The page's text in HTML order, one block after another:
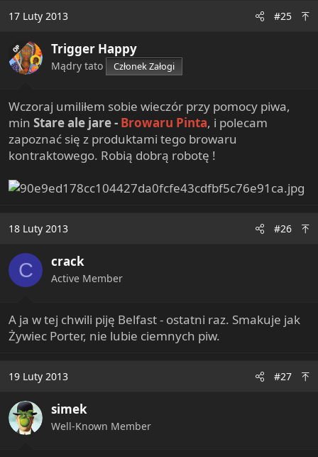
17 Luty 2013 #25
OP Trigger Happy
Mądry tato Członek Załogi
Wczoraj umiliłem sobie wieczór przy pomocy piwa,
min Stare ale jare - Browaru Pinta, i polecam
zapoznać się z produktami tego browaru
kontraktowego. Robią dobrą robotę !
18 Luty 2013 #26
C crack
Active Member
A ja w tej chwili piję Belfast - ostatni raz. Smakuje jak
Żywiec Porter, nie lubie ciemnych piw.
19 Luty 2013 #27
simek
Well-Known Member